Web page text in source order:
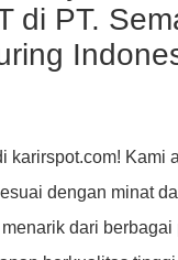
di PT.
karirspot.com! Kami
dengan minat
dari